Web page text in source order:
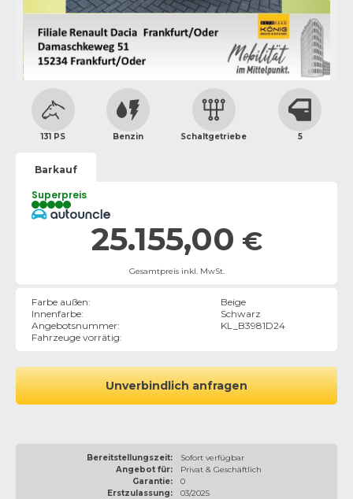
131 PS Benzin Schaltgetriebe 5
Barkauf
Superpreis
25.155,00 €
Gesamtpreis inkl. MwSt.
Farbe außen:
Beige
Innenfarbe:
Schwarz
Angebotsnummer:
KL_B3981D24
Fahrzeuge vorrätig:
Unverbindlich anfragen
Bereitstellungszeit:
Sofort verfügbar
Angebot für:
Privat & Geschäftlich
Garantie:
0
Erstzulassung:
03/2025